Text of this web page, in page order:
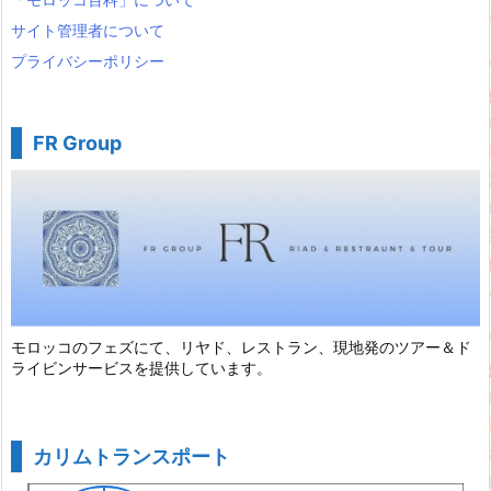
サイト管理者について
プライバシーポリシー
FR Group
モロッコのフェズにて、リヤド、レストラン、現地発のツアー＆ド
ライビンサービスを提供しています。
カリムトランスポート